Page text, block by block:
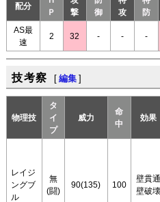
配分
Ｐ
撃
御
攻
防
AS最
速
2 32 - - -
技考察 [ 編集 ]
物理技
タ
イ
プ
威力
命
中
効果
レイジ
ングブ
ル
無
(闘)
90(135) 100
壁貫通
壁破壊